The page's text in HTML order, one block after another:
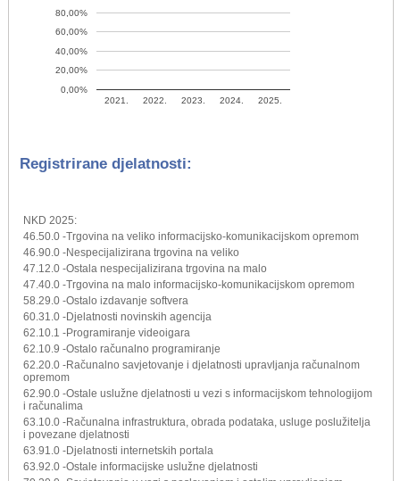
2021. 2022. 2023. 2024. 2025.
0,00%
20,00%
40,00%
60,00%
80,00%
Registrirane djelatnosti:
NKD 2025:
46.50.0 -Trgovina na veliko informacijsko-komunikacijskom opremom
46.90.0 -Nespecijalizirana trgovina na veliko
47.12.0 -Ostala nespecijalizirana trgovina na malo
47.40.0 -Trgovina na malo informacijsko-komunikacijskom opremom
58.29.0 -Ostalo izdavanje softvera
60.31.0 -Djelatnosti novinskih agencija
62.10.1 -Programiranje videoigara
62.10.9 -Ostalo računalno programiranje
62.20.0 -Računalno savjetovanje i djelatnosti upravljanja računalnom
opremom
62.90.0 -Ostale uslužne djelatnosti u vezi s informacijskom tehnologijom
i računalima
63.10.0 -Računalna infrastruktura, obrada podataka, usluge poslužitelja
i povezane djelatnosti
63.91.0 -Djelatnosti internetskih portala
63.92.0 -Ostale informacijske uslužne djelatnosti